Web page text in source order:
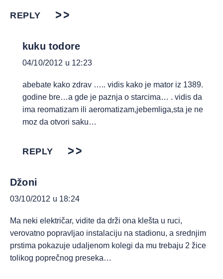
REPLY
kuku todore
04/10/2012 u 12:23
abebate kako zdrav ….. vidis kako je mator iz 1389.
godine bre…a gde je paznja o starcima… . vidis da
ima reomatizam ili aeromatizam,jebemliga,sta je ne
moz da otvori saku…
REPLY
Džoni
03/10/2012 u 18:24
Ma neki električar, vidite da drži ona klešta u ruci,
verovatno popravljao instalaciju na stadionu, a srednjim
prstima pokazuje udaljenom kolegi da mu trebaju 2 žice
tolikog poprečnog preseka…